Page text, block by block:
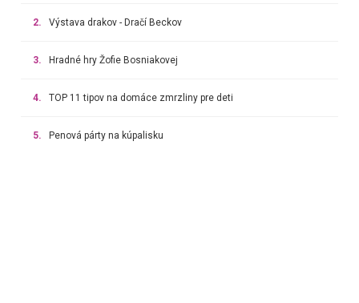
2. Výstava drakov - Dračí Beckov
3. Hradné hry Žofie Bosniakovej
4. TOP 11 tipov na domáce zmrzliny pre deti
5. Penová párty na kúpalisku